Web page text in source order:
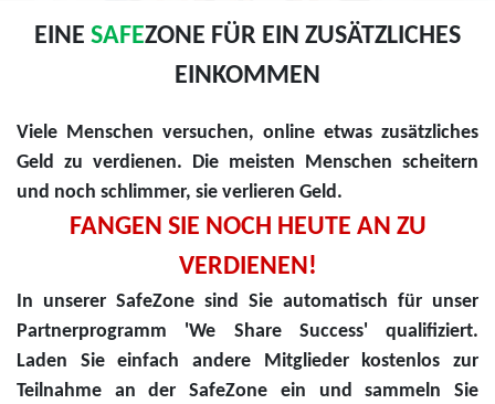
EINE SAFEZONE FÜR EIN ZUSÄTZLICHES
EINKOMMEN
Viele Menschen versuchen, online etwas zusätzliches
Geld zu verdienen. Die meisten Menschen scheitern
und noch schlimmer, sie verlieren Geld.
FANGEN SIE NOCH HEUTE AN ZU
VERDIENEN!
In unserer SafeZone sind Sie automatisch für unser
Partnerprogramm 'We Share Success' qualifiziert.
Laden Sie einfach andere Mitglieder kostenlos zur
Teilnahme an der SafeZone ein und sammeln Sie